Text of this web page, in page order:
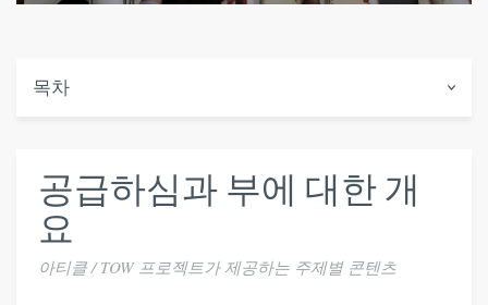
목차
공급하심과 부에 대한 개
요
아티클 / TOW 프로젝트가 제공하는 주제별 콘텐츠